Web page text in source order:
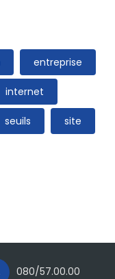
entreprise
internet
seuils site
080/57.00.00